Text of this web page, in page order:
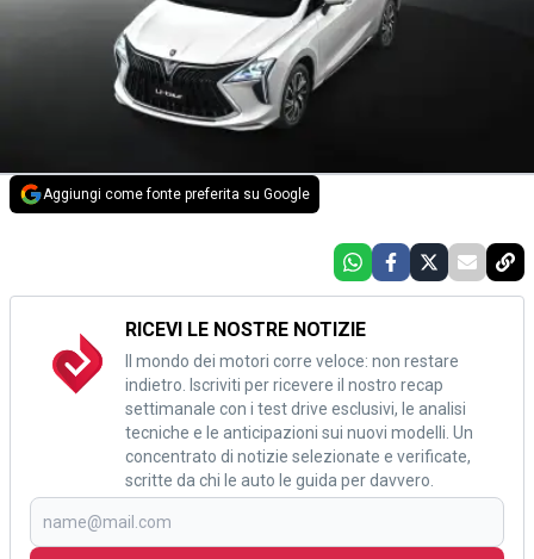
Aggiungi come fonte preferita su Google
RICEVI LE NOSTRE NOTIZIE
Il mondo dei motori corre veloce: non restare
indietro. Iscriviti per ricevere il nostro recap
settimanale con i test drive esclusivi, le analisi
tecniche e le anticipazioni sui nuovi modelli. Un
concentrato di notizie selezionate e verificate,
scritte da chi le auto le guida per davvero.